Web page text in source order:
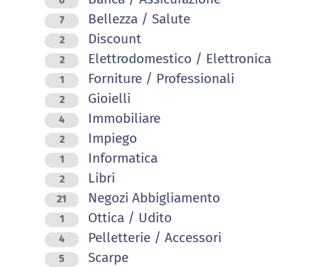
7 Bellezza / Salute
2 Discount
2 Elettrodomestico / Elettronica
1 Forniture / Professionali
2 Gioielli
4 Immobiliare
2 Impiego
1 Informatica
2 Libri
21 Negozi Abbigliamento
1 Ottica / Udito
4 Pelletterie / Accessori
5 Scarpe